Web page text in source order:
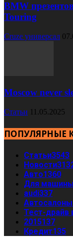
BMW
Touring
Cruze универсал
Moscow never
Статьи 11.05.2025
ПОПУЛЯРНЫЕ
Статьи3543
Новости
Авто1360
Для машины
audi337
Тест-драйв
2015137
Кредит135